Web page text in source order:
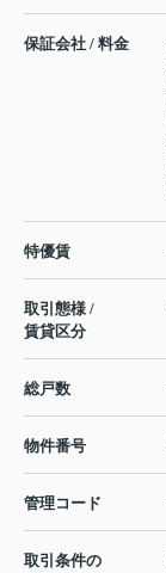
保証会社 / 料金
特優賃
取引態様 /
賃貸区分
総戸数
物件番号
管理コード
取引条件の